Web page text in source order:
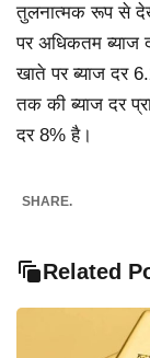
तुलनात्मक रूप से
पर अधिकतम ब्याज
खाते पर ब्याज दर
तक की ब्याज दर
दर 8% है।
SHARE.
Related